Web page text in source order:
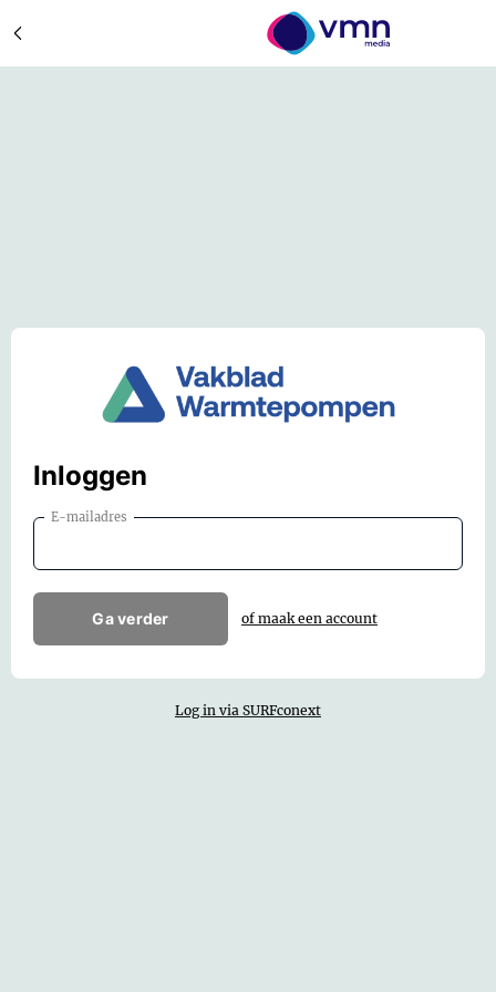
Inloggen
E-mailadres
Ga verder of maak een account
Log in via SURFconext